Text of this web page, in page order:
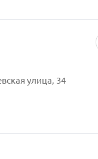
улица, 34